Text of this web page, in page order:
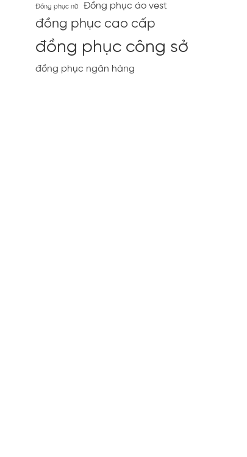
Đồng phục nữ Đồng phục áo vest
đồng phục cao cấp
đồng phục công sở
đồng phục ngân hàng